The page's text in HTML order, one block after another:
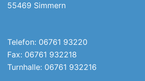
55469 Simmern
Telefon: 06761 93220
Fax: 06761 932218
Turnhalle: 06761 932216